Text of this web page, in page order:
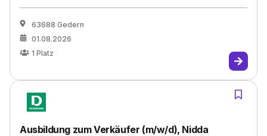
63688 Gedern
01.08.2026
1 Platz
Ausbildung zum Verkäufer (m/w/d), Nidda